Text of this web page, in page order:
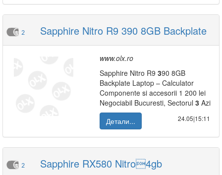
2 Sapphire Nitro R9 390 8GB Backplate
www.olx.ro
Sapphire Nitro R9 390 8GB
Backplate Laptop – Calculator
Componente si accesorii 1 200 lei
Negociabil Bucuresti, Sectorul 3 Azi
Детали...
24.05|15:11
2 Sapphire RX580 Nitro4gb